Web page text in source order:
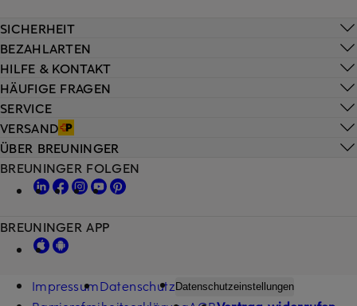
HILFE & KONTAKT
HÄUFIGE FRAGEN
SERVICE
VERSAND
SICHERHEIT
BEZAHLARTEN
ÜBER BREUNINGER
BREUNINGER FOLGEN
BREUNINGER APP
ImpressumDatenschutz Datenschutzeinstellungen